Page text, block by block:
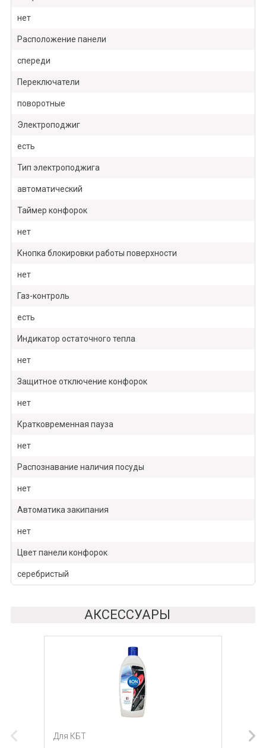
нет
Расположение панели
спереди
Переключатели
поворотные
Электроподжиг
есть
Тип электроподжига
автоматический
Таймер конфорок
нет
Кнопка блокировки работы поверхности
нет
Газ-контроль
есть
Индикатор остаточного тепла
нет
Защитное отключение конфорок
нет
Кратковременная пауза
нет
Распознавание наличия посуды
нет
Автоматика закипания
нет
Цвет панели конфорок
серебристый
АКСЕССУАРЫ
Для КБТ
Для КБТ